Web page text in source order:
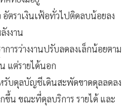
ตราเงินเฟ้อทั่วไปติดลบน้อยลง
งงาน
ารว่างงานปรับลดลงเล็กน้อยตาม
แต่รายได้นอก
รับดุลบัญชีเดินสะพัดขาดดุลลดลง
ขึ้น ขณะที่ดุลบริการ รายได้ และ